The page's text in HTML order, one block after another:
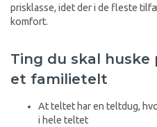
prisklasse, idet der i de fleste
komfort.
Ting du skal
et familietelt
At teltet har en teltdug,
i hele teltet